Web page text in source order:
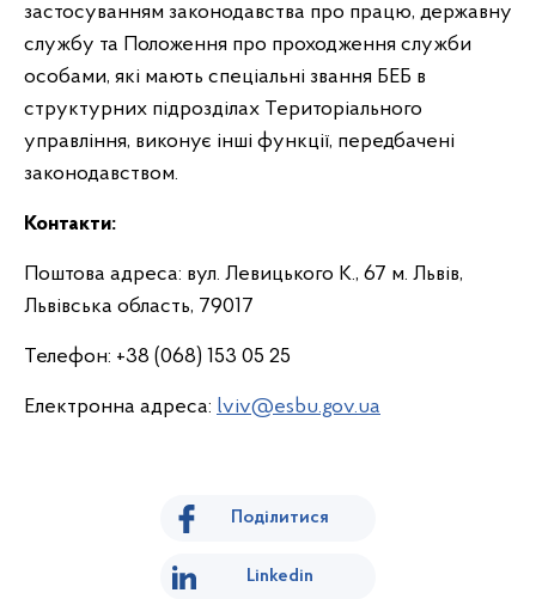
застосуванням законодавства про працю, державну
службу та Положення про проходження служби
особами, які мають спеціальні звання БЕБ в
структурних підрозділах Територіального
управління, виконує інші функції, передбачені
законодавством.
Контакти:
Поштова адреса: вул. Левицького К., 67 м. Львів,
Львівська область, 79017
Телефон: +38 (068) 153 05 25
Електронна адреса: lviv@esbu.gov.ua
Поділитися
Linkedin